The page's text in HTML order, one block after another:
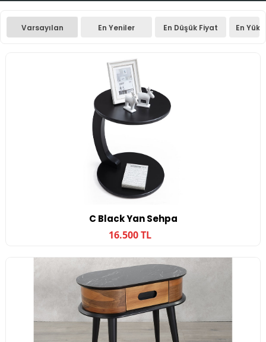
Varsayılan En Yeniler En Düşük Fiyat En
C Black Yan Sehpa
16.500 TL